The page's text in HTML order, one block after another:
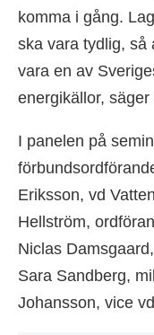
komma i gång.
ska vara tydlig, så
vara en av
energikällor,
I panelen på
Eriksson, vd
Hellström,
Niclas
Sara Sandberg,
Johansson, vice